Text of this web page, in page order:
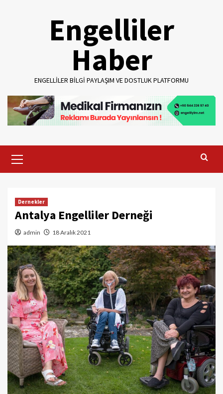
Engelliler
Haber
ENGELLILER BILGI PAYLAŞIM VE DOSTLUK PLATFORMU
Menu
Dernekler
Antalya Engelliler Derneği
admin 18 Aralık 2021